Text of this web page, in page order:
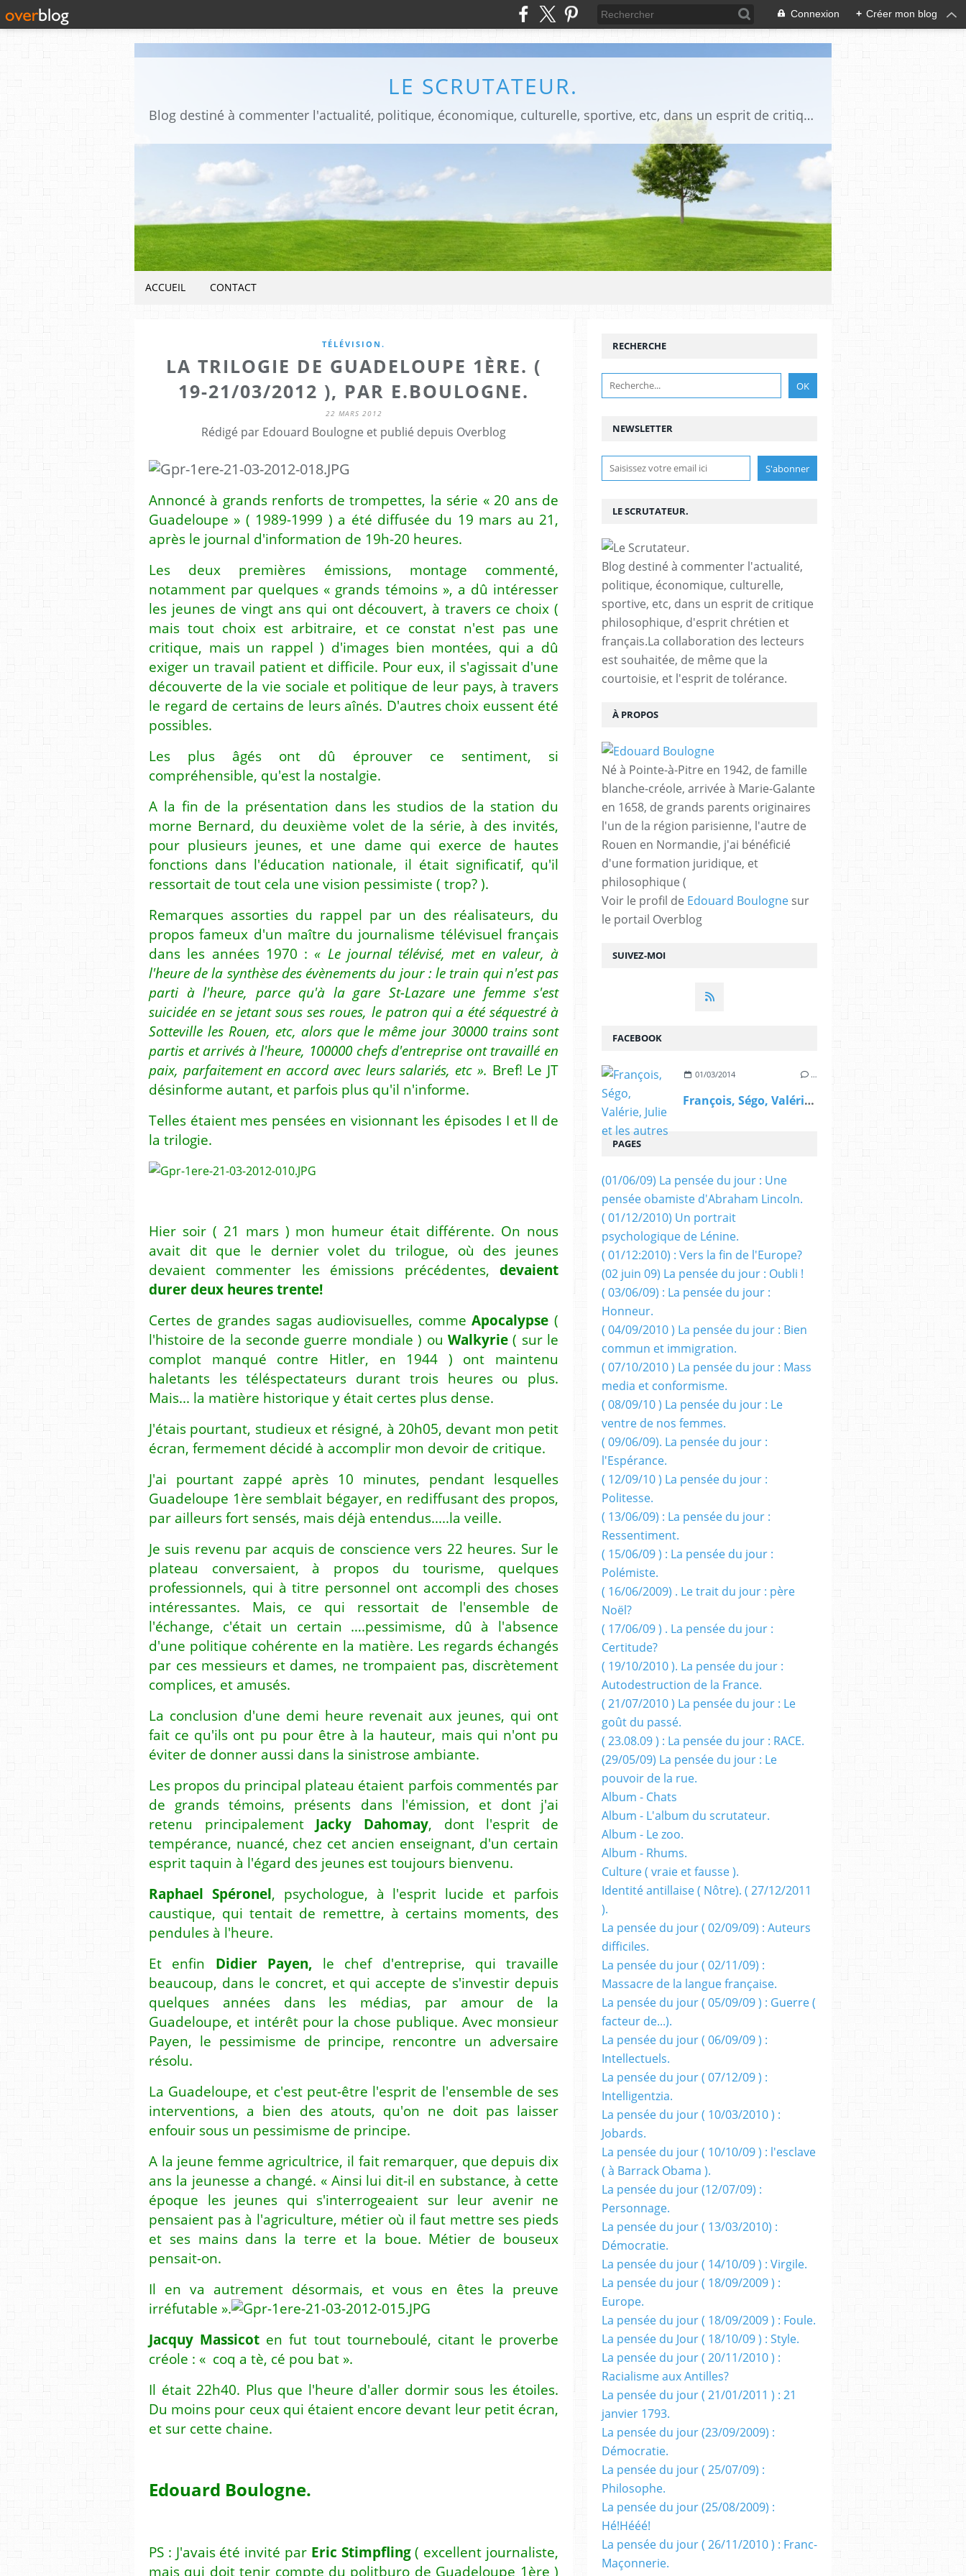
Connexion + Créer mon blog
LE SCRUTATEUR.
Blog destiné à commenter l'actualité, politique, économique, culturelle, sportive, etc, dans un esprit de critique philosophique, d'esprit chrétien et français.La collaboration des lecteurs est souhaitée, de même que la courtoisie, et l'esprit de tolérance.
ACCUEIL CONTACT
TÉLÉVISION.
LA TRILOGIE DE GUADELOUPE 1ÈRE. (
19-21/03/2012 ), PAR E.BOULOGNE.
22 MARS 2012
Rédigé par Edouard Boulogne et publié depuis Overblog
Annoncé à grands renforts de trompettes, la série « 20 ans de
Guadeloupe » ( 1989-1999 ) a été diffusée du 19 mars au 21,
après le journal d'information de 19h-20 heures.
Les deux premières émissions, montage commenté,
notamment par quelques « grands témoins », a dû intéresser
les jeunes de vingt ans qui ont découvert, à travers ce choix (
mais tout choix est arbitraire, et ce constat n'est pas une
critique, mais un rappel ) d'images bien montées, qui a dû
exiger un travail patient et difficile. Pour eux, il s'agissait d'une
découverte de la vie sociale et politique de leur pays, à travers
le regard de certains de leurs aînés. D'autres choix eussent été
possibles.
Les plus âgés ont dû éprouver ce sentiment, si
compréhensible, qu'est la nostalgie.
A la fin de la présentation dans les studios de la station du
morne Bernard, du deuxième volet de la série, à des invités,
pour plusieurs jeunes, et une dame qui exerce de hautes
fonctions dans l'éducation nationale, il était significatif, qu'il
ressortait de tout cela une vision pessimiste ( trop? ).
Remarques assorties du rappel par un des réalisateurs, du
propos fameux d'un maître du journalisme télévisuel français
dans les années 1970 : « Le journal télévisé, met en valeur, à
l'heure de la synthèse des évènements du jour : le train qui n'est pas
parti à l'heure, parce qu'à la gare St-Lazare une femme s'est
suicidée en se jetant sous ses roues, le patron qui a été séquestré à
Sotteville les Rouen, etc, alors que le même jour 30000 trains sont
partis et arrivés à l'heure, 100000 chefs d'entreprise ont travaillé en
paix, parfaitement en accord avec leurs salariés, etc ». Bref! Le JT
désinforme autant, et parfois plus qu'il n'informe.
Telles étaient mes pensées en visionnant les épisodes I et II de
la trilogie.
Hier soir ( 21 mars ) mon humeur était différente. On nous
avait dit que le dernier volet du trilogue, où des jeunes
devaient commenter les émissions précédentes, devaient
durer deux heures trente!
Certes de grandes sagas audiovisuelles, commeApocalypse (
l'histoire de la seconde guerre mondiale ) ou Walkyrie( sur le
complot manqué contre Hitler, en 1944 ) ont maintenu
haletants les téléspectateurs durant trois heures ou plus.
Mais... la matière historique y était certes plus dense.
J'étais pourtant, studieux et résigné, à 20h05, devant mon petit
écran, fermement décidé à accomplir mon devoir de critique.
J'ai pourtant zappé après 10 minutes, pendant lesquelles
Guadeloupe 1ère semblait bégayer, en rediffusant des propos,
par ailleurs fort sensés, mais déjà entendus.....la veille.
Je suis revenu par acquis de conscience vers 22 heures. Sur le
plateau conversaient, à propos du tourisme, quelques
professionnels, qui à titre personnel ont accompli des choses
intéressantes. Mais, ce qui ressortait de l'ensemble de
l'échange, c'était un certain ….pessimisme, dû à l'absence
d'une politique cohérente en la matière. Les regards échangés
par ces messieurs et dames, ne trompaient pas, discrètement
complices, et amusés.
La conclusion d'une demi heure revenait aux jeunes, qui ont
fait ce qu'ils ont pu pour être à la hauteur, mais qui n'ont pu
éviter de donner aussi dans la sinistrose ambiante.
Les propos du principal plateau étaient parfois commentés par
de grands témoins, présents dans l'émission, et dont j'ai
retenu principalement Jacky Dahomay, dont l'esprit de
tempérance, nuancé, chez cet ancien enseignant, d'un certain
esprit taquin à l'égard des jeunes est toujours bienvenu.
Raphael Spéronel, psychologue, à l'esprit lucide et parfois
caustique, qui tentait de remettre, à certains moments, des
pendules à l'heure.
Et enfin Didier Payen, le chef d'entreprise, qui travaille
beaucoup, dans le concret, et qui accepte de s'investir depuis
quelques années dans les médias, par amour de la
Guadeloupe, et intérêt pour la chose publique. Avec monsieur
Payen, le pessimisme de principe, rencontre un adversaire
résolu.
La Guadeloupe, et c'est peut-être l'esprit de l'ensemble de ses
interventions, a bien des atouts, qu'on ne doit pas laisser
enfouir sous un pessimisme de principe.
A la jeune femme agricultrice, il fait remarquer, que depuis dix
ans la jeunesse a changé. « Ainsi lui dit-il en substance, à cette
époque les jeunes qui s'interrogeaient sur leur avenir ne
pensaient pas à l'agriculture, métier où il faut mettre ses pieds
et ses mains dans la terre et la boue. Métier de bouseux
pensait-on.
Il en va autrement désormais, et vous en êtes la preuve
irréfutable ».
Jacquy Massicot en fut tout tourneboulé, citant le proverbe
créole : « coq a tè, cé pou bat ».
Il était 22h40. Plus que l'heure d'aller dormir sous les étoiles.
Du moins pour ceux qui étaient encore devant leur petit écran,
et sur cette chaine.
Edouard Boulogne.
PS : J'avais été invité par Eric Stimpfling( excellent journaliste,
mais qui doit tenir compte du politburo de Guadeloupe 1ère )
NEWSLETTER
SUIVEZ-MOI
RECHERCHE
LE SCRUTATEUR.
Blog destiné à commenter l'actualité,
politique, économique, culturelle,
sportive, etc, dans un esprit de critique
philosophique, d'esprit chrétien et
français.La collaboration des lecteurs
est souhaitée, de même que la
courtoisie, et l'esprit de tolérance.
À PROPOS
Né à Pointe-à-Pitre en 1942, de famille
blanche-créole, arrivée à Marie-Galante
en 1658, de grands parents originaires
l'un de la région parisienne, l'autre de
Rouen en Normandie, j'ai bénéficié
d'une formation juridique, et
philosophique (
Voir le profil de Edouard Boulogne sur
le portail Overblog
FACEBOOK
01/03/2014 …
François, Ségo, Valérie, Julie et les autres
PAGES
(01/06/09) La pensée du jour : Une
pensée obamiste d'Abraham Lincoln.
( 01/12/2010) Un portrait
psychologique de Lénine.
( 01/12:2010) : Vers la fin de l'Europe?
(02 juin 09) La pensée du jour : Oubli !
( 03/06/09) : La pensée du jour :
Honneur.
( 04/09/2010 ) La pensée du jour : Bien
commun et immigration.
( 07/10/2010 ) La pensée du jour : Mass
media et conformisme.
( 08/09/10 ) La pensée du jour : Le
ventre de nos femmes.
( 09/06/09). La pensée du jour :
l'Espérance.
( 12/09/10 ) La pensée du jour :
Politesse.
( 13/06/09) : La pensée du jour :
Ressentiment.
( 15/06/09 ) : La pensée du jour :
Polémiste.
( 16/06/2009) . Le trait du jour : père
Noël?
( 17/06/09 ) . La pensée du jour :
Certitude?
( 19/10/2010 ). La pensée du jour :
Autodestruction de la France.
( 21/07/2010 ) La pensée du jour : Le
goût du passé.
( 23.08.09 ) : La pensée du jour : RACE.
(29/05/09) La pensée du jour : Le
pouvoir de la rue.
Album - Chats
Album - L'album du scrutateur.
Album - Le zoo.
Album - Rhums.
Culture ( vraie et fausse ).
Identité antillaise ( Nôtre). ( 27/12/2011
).
La pensée du jour ( 02/09/09) : Auteurs
difficiles.
La pensée du jour ( 02/11/09) :
Massacre de la langue française.
La pensée du jour ( 05/09/09 ) : Guerre (
facteur de...).
La pensée du jour ( 06/09/09 ) :
Intellectuels.
La pensée du jour ( 07/12/09 ) :
Intelligentzia.
La pensée du jour ( 10/03/2010 ) :
Jobards.
La pensée du jour ( 10/10/09 ) : l'esclave
( à Barrack Obama ).
La pensée du jour (12/07/09) :
Personnage.
La pensée du jour ( 13/03/2010) :
Démocratie.
La pensée du jour ( 14/10/09 ) : Virgile.
La pensée du jour ( 18/09/2009 ) :
Europe.
La pensée du jour ( 18/09/2009 ) : Foule.
La pensée du Jour ( 18/10/09 ) : Style.
La pensée du jour ( 20/11/2010 ) :
Racialisme aux Antilles?
La pensée du jour ( 21/01/2011 ) : 21
janvier 1793.
La pensée du jour (23/09/2009) :
Démocratie.
La pensée du jour ( 25/07/09) :
Philosophe.
La pensée du jour (25/08/2009) :
Hé!Hééé!
La pensée du jour ( 26/11/2010 ) : Franc-
Maçonnerie.